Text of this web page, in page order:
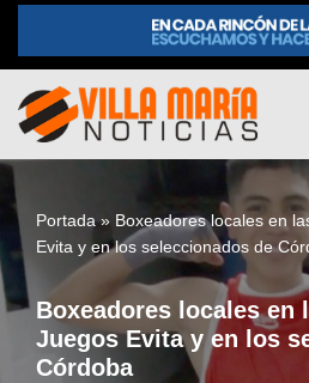
al
contenido
Portada» Boxeadores locales en
Evita y en los seleccionados de
Boxeadores locales en
Juegos Evita y en los
Córdoba